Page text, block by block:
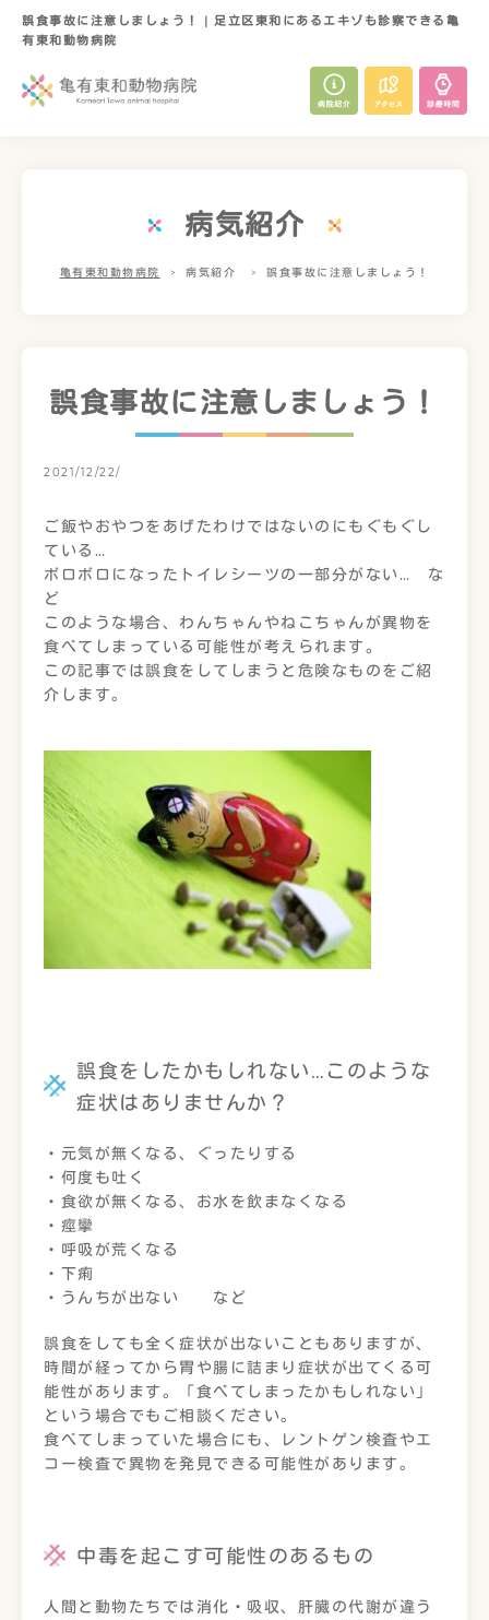
誤食事故に注意しましょう！ | 足立区東和にあるエキゾも診察できる亀
有東和動物病院
病気紹介
亀有東和動物病院 病気紹介 誤食事故に注意しましょう！
誤食事故に注意しましょう！
2021/12/22/
ご飯やおやつをあげたわけではないのにもぐもぐし
ている…
ボロボロになったトイレシーツの一部分がない… な
ど
このような場合、わんちゃんやねこちゃんが異物を
食べてしまっている可能性が考えられます｡
この記事では誤食をしてしまうと危険なものをご紹
介します。
誤食をしたかもしれない…このような
症状はありませんか？
・元気が無くなる、ぐったりする
・何度も吐く
・食欲が無くなる、お水を飲まなくなる
・痙攣
・呼吸が荒くなる
・下痢
・うんちが出ない など
誤食をしても全く症状が出ないこともありますが、
時間が経ってから胃や腸に詰まり症状が出てくる可
能性があります。「食べてしまったかもしれない」
という場合でもご相談ください。
食べてしまっていた場合にも、レントゲン検査やエ
コー検査で異物を発見できる可能性があります。
中毒を起こす可能性のあるもの
人間と動物たちでは消化・吸収、肝臓の代謝が違う